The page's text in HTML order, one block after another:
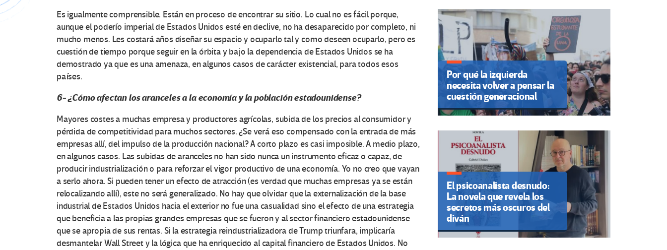
Es igualmente comprensible. Están en proceso de encontrar su sitio. Lo cual no es fácil porque,
aunque el poderío imperial de Estados Unidos esté en declive, no ha desaparecido por completo, ni
mucho menos. Les costará años diseñar su espacio y ocuparlo tal y como deseen ocuparlo, pero es
cuestión de tiempo porque seguir en la órbita y bajo la dependencia de Estados Unidos se ha
demostrado ya que es una amenaza, en algunos casos de carácter existencial, para todos esos
países.
6- ¿Cómo afectan los aranceles a la economía y la población estadounidense?
Mayores costes a muchas empresa y productores agrícolas, subida de los precios al consumidor y
pérdida de competitividad para muchos sectores. ¿Se verá eso compensado con la entrada de más
empresas allí, del impulso de la producción nacional? A corto plazo es casi imposible. A medio plazo,
en algunos casos. Las subidas de aranceles no han sido nunca un instrumento eficaz o capaz, de
producir industrialización o para reforzar el vigor productivo de una economía. Yo no creo que vayan
a serlo ahora. Si pueden tener un efecto de atracción (es verdad que muchas empresas ya se están
relocalizando allí), este no será generalizado. No hay que olvidar que la externalización de la base
industrial de Estados Unidos hacia el exterior no fue una casualidad sino el efecto de una estrategia
que beneficia a las propias grandes empresas que se fueron y al sector financiero estadounidense
que se apropia de sus rentas. Si la estrategia reindustrializadora de Trump triunfara, implicaría
desmantelar Wall Street y la lógica que ha enriquecido al capital financiero de Estados Unidos. No
Por qué la izquierda
necesita volver a pensar la
cuestión generacional
El psicoanalista desnudo:
La novela que revela los
secretos más oscuros del
diván